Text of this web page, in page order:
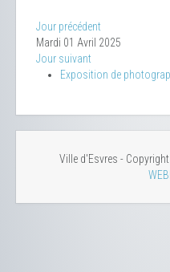
Jour précédent
Mardi 01 Avril 2025
Jour suivant
Exposition de
Ville d'Esvres -